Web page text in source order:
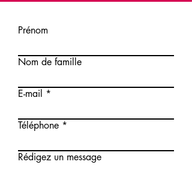
Prénom
Nom de famille
E-mail
Téléphone
Rédigez un message